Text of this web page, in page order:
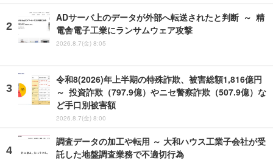
ADサーバ上のデータが外部へ転送されたと判断 ～ 精
電舎電子工業にランサムウェア攻撃
2026.8.7(金) 8:05
令和8(2026)年上半期の特殊詐欺、被害総額1,816億円
～ 投資詐欺（797.9億）やニセ警察詐欺（507.9億）な
ど手口別被害額
2026.8.7(金) 8:00
調査データの加工や転用 ～ 大和ハウス工業子会社が受
託した地盤調査業務で不適切行為